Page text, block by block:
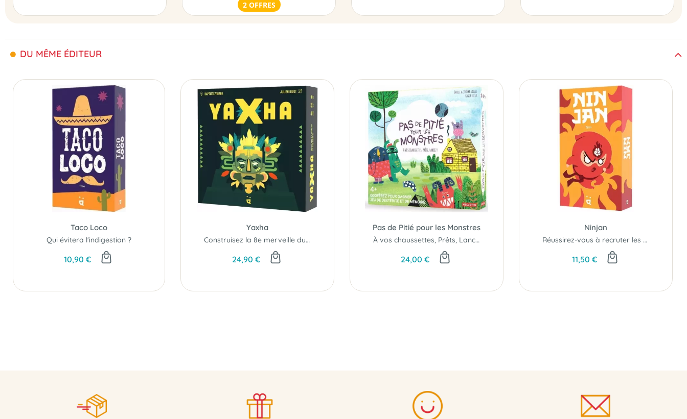
2 OFFRES
DU MÊME ÉDITEUR
Taco Loco
Qui évitera l'indigestion ?
10,90 €
Yaxha
Construisez la 8e merveille du monde !
24,90 €
Pas de Pitié pour les Monstres
À vos chaussettes, Prêts, Lancez !
24,00 €
Ninjan
Réussirez-vous à recruter les meilleurs ninjas..?
11,50 €